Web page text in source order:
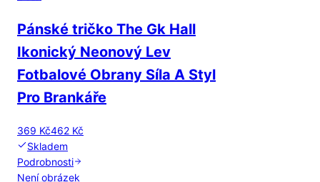
Pánské tričko The Gk Hall
Ikonický Neonový Lev
Fotbalové Obrany Síla A Styl
Pro Brankáře
369 Kč462 Kč
Skladem
Podrobnosti
Není obrázek